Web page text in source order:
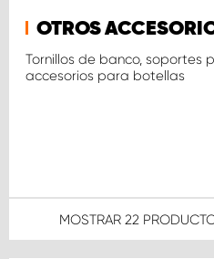
OTROS
Tornillos de banco, soportes
accesorios para botellas
MOSTRAR 22